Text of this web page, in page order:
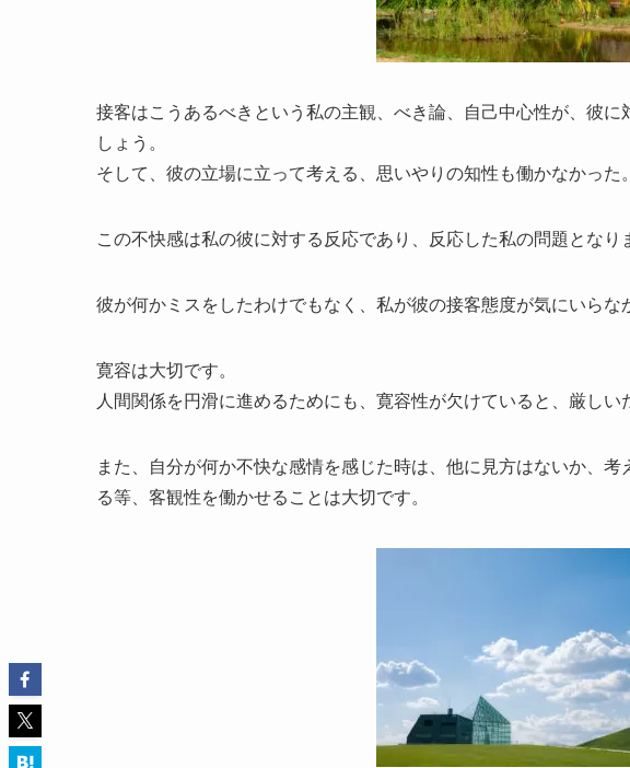
接客はこうあるべきという私の主観、べき論、自己中心性が、彼
しょう。
そして、彼の立場に立って考える、思いやりの知性も働かなかった。
この不快感は私の彼に対する反応であり、反応した私の問題となり
彼が何かミスをしたわけでもなく、私が彼の接客態度が気にいらな
寛容は大切です。
人間関係を円滑に進めるためにも、寛容性が欠けていると、厳しい
また、自分が何か不快な感情を感じた時は、他に見方はないか、
る等、客観性を働かせることは大切です。